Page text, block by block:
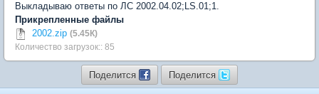
Выкладываю ответы по ЛС 2002.04.02;LS.01;1.
Прикрепленные файлы
2002.zip (5.45К)
Количество загрузок:: 85
Поделится Поделится